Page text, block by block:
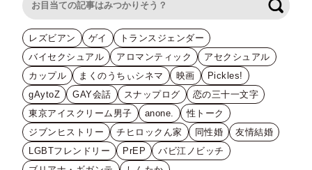
レズビアン ゲイ
トランスジェンダー
バイセクシュアル
アロマンティック
アセクシュアル
カップル
まくのうちぃシネマ 映画
Pickles!
gAytoZ
GAY会話 スナップログ
恋の三十一文字
東京アイスクリーム男子
anone.
性トーク
ジブンヒストリー
チヒロックん家 同性婚
友情結婚
LGBTフレンドリー
PrEP
バビ江ノビッチ